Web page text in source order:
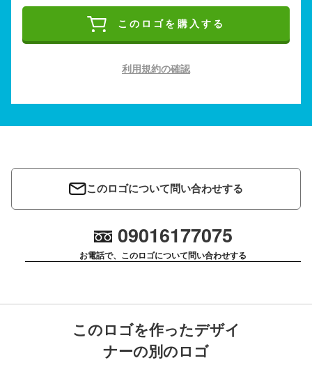
このロゴを購入する
利用規約の確認
このロゴについて問い合わせする
09016177075
お電話で、このロゴについて問い合わせする
このロゴを作ったデザイ
ナーの別のロゴ